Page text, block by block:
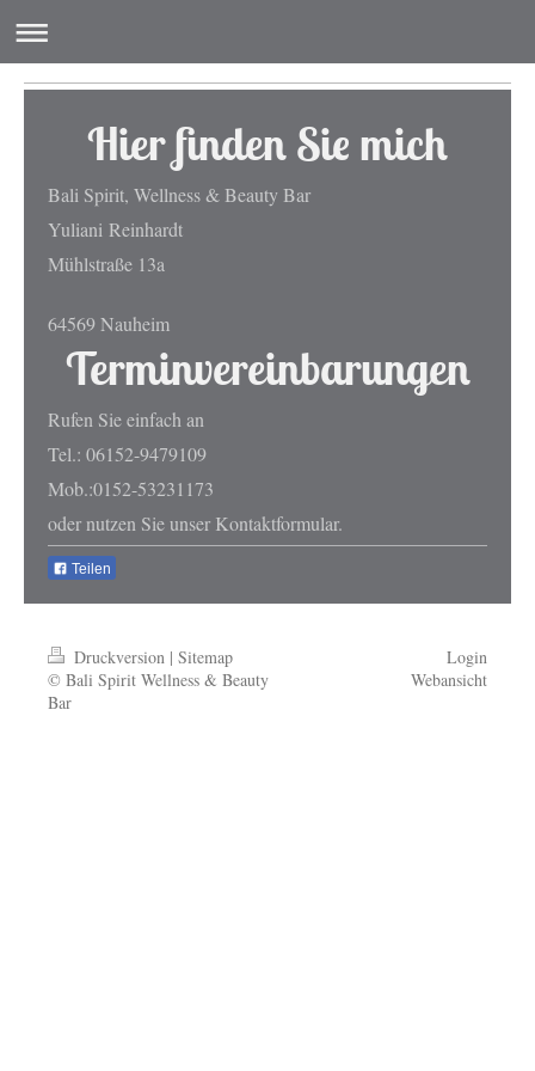
Hier finden Sie mich
Bali Spirit, Wellness & Beauty Bar
Yuliani Reinhardt
Mühlstraße 13a
64569 Nauheim
Terminvereinbarungen
Rufen Sie einfach an
Tel.: 06152-9479109
Mob.:0152-53231173
oder nutzen Sie unser Kontaktformular.
Teilen
Druckversion | Sitemap
© Bali Spirit Wellness & Beauty
Bar
Login
Webansicht